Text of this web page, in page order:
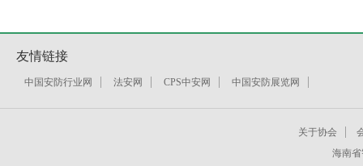
友情链接
中国安防行业网 法安网 CPS中安网 中国安防展览网
关于协会
海南